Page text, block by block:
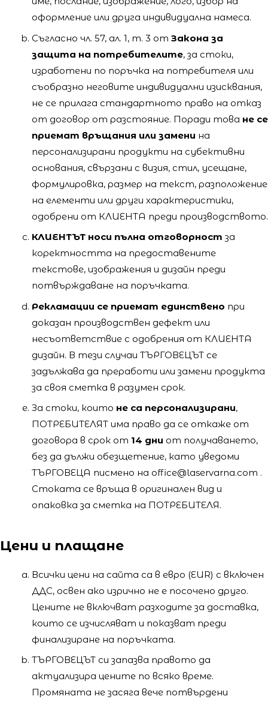
оформление или друга индивидуална намеса.
Съгласно чл. 57, ал. 1, т. 3 от Закона за
защита на потребителите, за стоки,
изработени по поръчка на потребителя или
съобразно неговите индивидуални изисквания,
не се прилага стандартното право на отказ
от договор от разстояние. Поради това не се
приемат връщания или замени на
персонализирани продукти на субективни
основания, свързани с визия, стил, усещане,
формулировка, размер на текст, разположение
на елементи или други характеристики,
одобрени от КЛИЕНТА преди производството.
КЛИЕНТЪТ носи пълна отговорност за
коректността на предоставените
текстове, изображения и дизайн преди
потвърждаване на поръчката.
Рекламации се приемат единствено при
доказан производствен дефект или
несъответствие с одобрения от КЛИЕНТА
дизайн. В тези случаи ТЪРГОВЕЦЪТ се
задължава да преработи или замени продукта
за своя сметка в разумен срок.
За стоки, които не са персонализирани,
ПОТРЕБИТЕЛЯТ има право да се откаже от
договора в срок от 14 дни от получаването,
без да дължи обезщетение, като уведоми
ТЪРГОВЕЦА писмено на office@laservarna.com .
Стоката се връща в оригинален вид и
опаковка за сметка на ПОТРЕБИТЕЛЯ.
Цени и плащане
Всички цени на сайта са в евро (EUR) с включен
ДДС, освен ако изрично не е посочено друго.
Цените не включват разходите за доставка,
които се изчисляват и показват преди
финализиране на поръчката.
ТЪРГОВЕЦЪТ си запазва правото да
актуализира цените по всяко време.
Промяната не засяга вече потвърдени